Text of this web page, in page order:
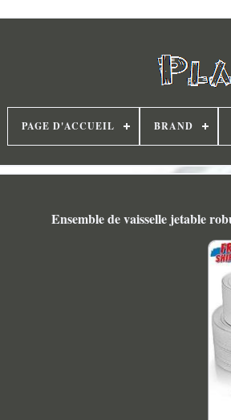
PAGE D'ACCUEIL BRAND
Ensemble de vaisselle jetable